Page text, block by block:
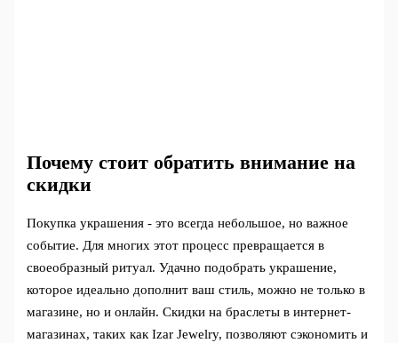
Почему стоит обратить внимание на
скидки
Покупка украшения - это всегда небольшое, но важное
событие. Для многих этот процесс превращается в
своеобразный ритуал. Удачно подобрать украшение,
которое идеально дополнит ваш стиль, можно не только в
магазине, но и онлайн. Скидки на браслеты в интернет-
магазинах, таких как Izar Jewelry, позволяют сэкономить и